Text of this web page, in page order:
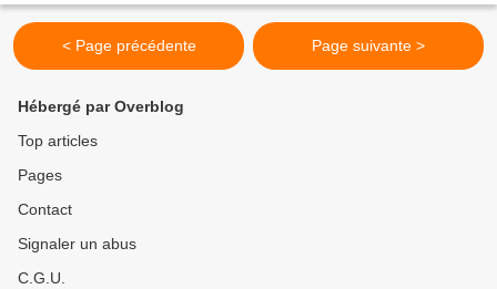
< Page précédente Page suivante >
Hébergé par Overblog
Top articles
Pages
Contact
Signaler un abus
C.G.U.